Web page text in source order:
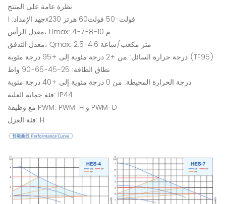
نظرة عامة على المنتج
جهد الإمداد: 1x230 فولت-50 فولت60 هرتز
معدل الرأس، Hmax: 4-7-8-10 م
معدل التدفق، Qmax: 2.5-4.6 متر مكعب/ساعة
درجة حرارة السائل: من +2 درجة مئوية إلى +95 درجة مئوية (TF95)
نطاق الطاقة: 25-45-65-90 واط
درجة الحرارة المحيطة: من 0 درجة مئوية إلى +40 درجة مئوية
فئة حماية العلبة: lP44
مع وظيفة PWM: PWM-H و PWM-D
فئة العزل: H